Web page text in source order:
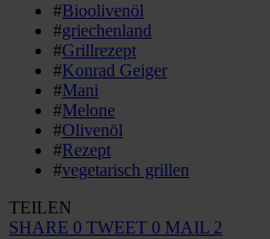
#Bioolivenöl
#griechenland
#Grillrezept
#Konrad Geiger
#Mani
#Melone
#Olivenöl
#Rezept
#vegetarisch grillen
TEILEN
SHARE 0 TWEET 0 MAIL 2